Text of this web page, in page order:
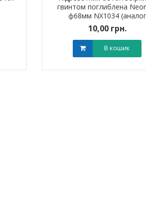
гвинтом поглиблена
ф68мм NX1034 (аналог
Schneider) (шт.)
10,00 грн.
В кошик